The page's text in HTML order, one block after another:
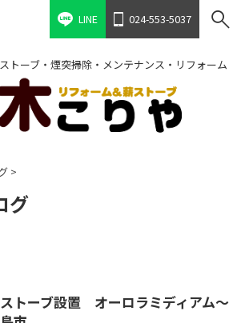
LINE 024-553-5037
トーブ・煙突掃除・メンテナンス・リフォーム
>
グ
トーブ設置 オーロラミディアム～